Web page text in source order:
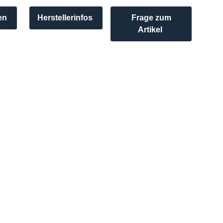
Herstellerinfos
Frage zum
Artikel